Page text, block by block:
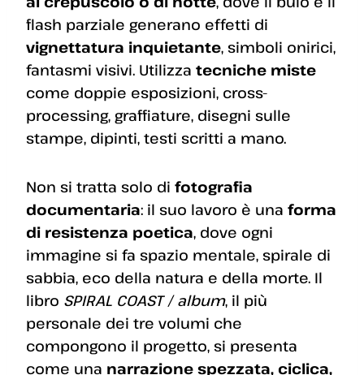
flash parziale generano effetti di
vignettatura inquietante, simboli onirici,
fantasmi visivi. Utilizza tecniche miste
come doppie esposizioni, cross-
processing, graffiature, disegni sulle
stampe, dipinti, testi scritti a mano.
Non si tratta solo di fotografia
documentaria: il suo lavoro è una forma
di resistenza poetica, dove ogni
immagine si fa spazio mentale, spirale di
sabbia, eco della natura e della morte. Il
libro SPIRAL COAST / album, il più
personale dei tre volumi che
compongono il progetto, si presenta
come una narrazione spezzata, ciclica,